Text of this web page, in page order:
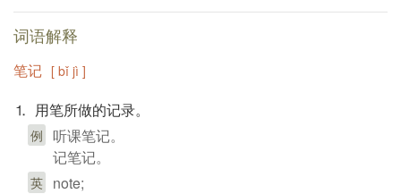
词语解释
笔记 [ bǐ jì ]
⒈ 用笔所做的记录。
例 听课笔记。
记笔记。
英 note;